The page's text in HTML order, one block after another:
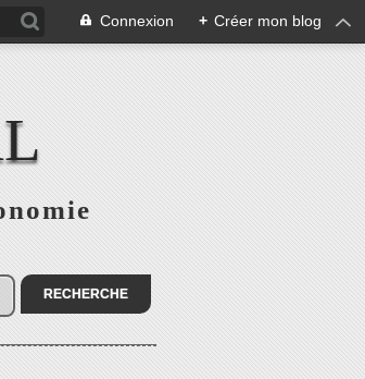
Connexion + Créer mon blog